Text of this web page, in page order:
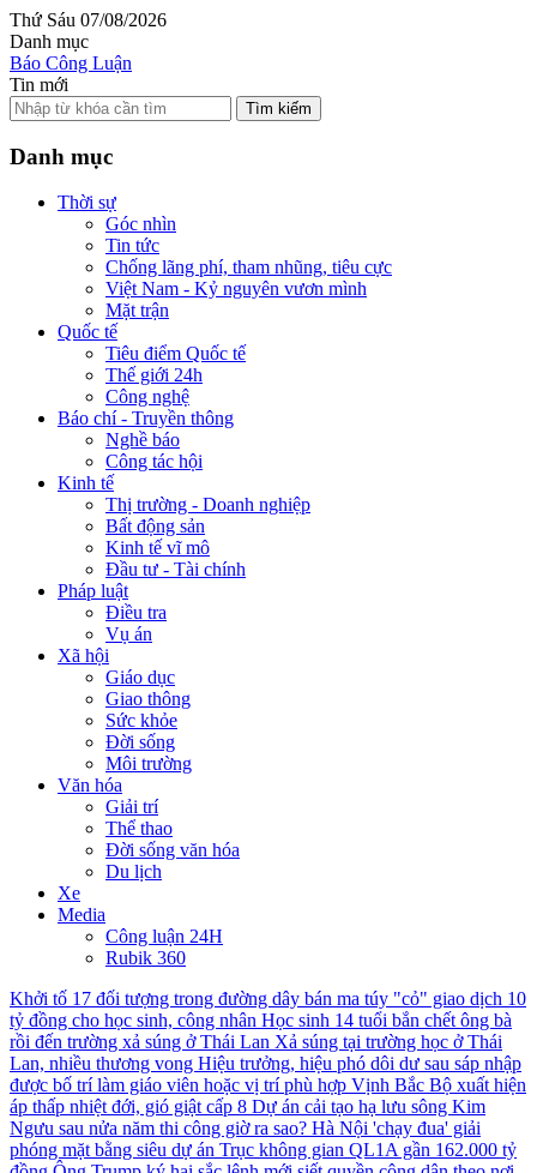
Thứ Sáu 07/08/2026
Danh mục
Báo Công Luận
Tin mới
Tìm kiếm
Danh mục
Thời sự
Góc nhìn
Tin tức
Chống lãng phí, tham nhũng, tiêu cực
Việt Nam - Kỷ nguyên vươn mình
Mặt trận
Quốc tế
Tiêu điểm Quốc tế
Thế giới 24h
Công nghệ
Báo chí - Truyền thông
Nghề báo
Công tác hội
Kinh tế
Thị trường - Doanh nghiệp
Bất động sản
Kinh tế vĩ mô
Đầu tư - Tài chính
Pháp luật
Điều tra
Vụ án
Xã hội
Giáo dục
Giao thông
Sức khỏe
Đời sống
Môi trường
Văn hóa
Giải trí
Thể thao
Đời sống văn hóa
Du lịch
Xe
Media
Công luận 24H
Rubik 360
Khởi tố 17 đối tượng trong đường dây bán ma túy "cỏ" giao dịch 10
tỷ đồng cho học sinh, công nhân Học sinh 14 tuổi bắn chết ông bà
rồi đến trường xả súng ở Thái Lan Xả súng tại trường học ở Thái
Lan, nhiều thương vong Hiệu trưởng, hiệu phó dôi dư sau sáp nhập
được bố trí làm giáo viên hoặc vị trí phù hợp Vịnh Bắc Bộ xuất hiện
áp thấp nhiệt đới, gió giật cấp 8 Dự án cải tạo hạ lưu sông Kim
Ngưu sau nửa năm thi công giờ ra sao? Hà Nội 'chạy đua' giải
phóng mặt bằng siêu dự án Trục không gian QL1A gần 162.000 tỷ